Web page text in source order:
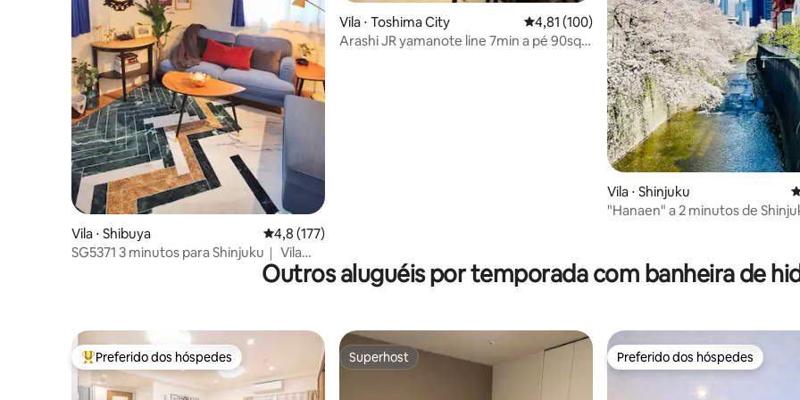
Vila ⋅ Shibuya 4,8 de uma avaliação média de 5, 177 avaliações
4,8 (177)
SG5371 3 minutos para Shinjuku｜ Vila
Vila ⋅ Toshima City 4,81 de uma avaliação média de 5, 100
4,81 (100)
Arashi JR yamanote line 7min a pé 90sq
Vila ⋅ Shinjuku
"Hanaen" a 2 minutos de
vista para o rio e para as flores
cerejeira, rara em Shinjuku]
Outros aluguéis por temporada com banheira de
Entre os melhores preferidos dos hóspedes
Preferido dos hóspedes Superhost
Superhost Preferido dos hóspedes
Preferido dos hóspedes